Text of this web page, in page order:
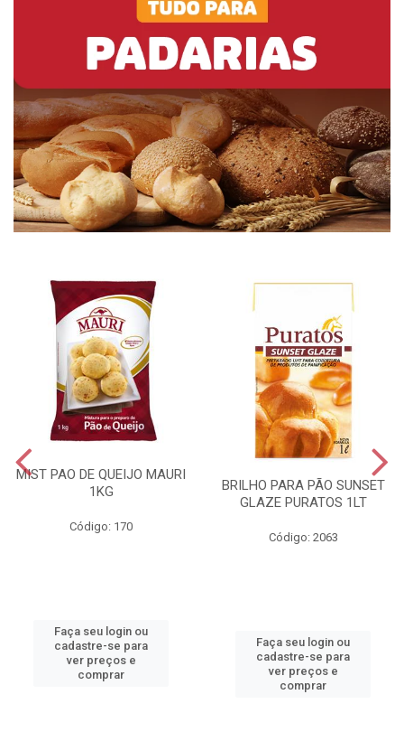
MIST PAO DE QUEIJO MAURI
1KG
Código: 170
Faça seu login ou
cadastre-se para
ver preços e
comprar
BRILHO PARA PÃO SUNSET
GLAZE PURATOS 1LT
Código: 2063
Faça seu login ou
cadastre-se para
ver preços e
comprar